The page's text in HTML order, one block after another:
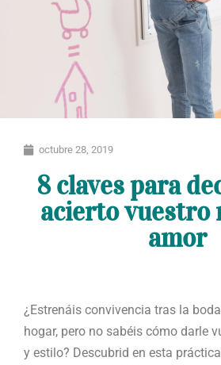
octubre 28, 2019
8 claves para
acierto vuestro
amor
¿Estrenáis convivencia tras la
hogar, pero no sabéis cómo darle
y estilo? Descubrid en esta